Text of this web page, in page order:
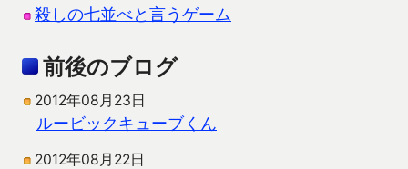
殺しの七並べと言うゲーム
前後のブログ
2012年08月23日
ルービックキューブくん
2012年08月22日